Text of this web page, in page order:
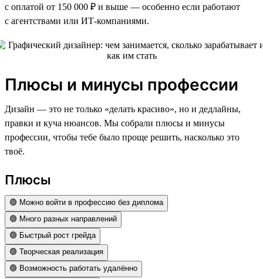
с оплатой от 150 000 ₽ и выше — особенно если работают
с агентствами или ИТ-компаниями.
Плюсы и минусы профессии
Дизайн — это не только «делать красиво», но и дедлайны,
правки и куча нюансов. Мы собрали плюсы и минусы
профессии, чтобы тебе было проще решить, насколько это
твоё.
Плюсы
🟢 Можно войти в профессию без диплома
🟢 Много разных направлений
🟢 Быстрый рост грейда
🟢 Творческая реализация
🟢 Возможность работать удалённо